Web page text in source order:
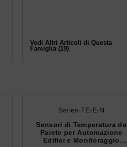
Vedi Altri Articoli di Questa
Famiglia (19)
Series-TE-E-N
Sensori di Temperatura da
Parete per Automazione
Edifici e Monitoraggio